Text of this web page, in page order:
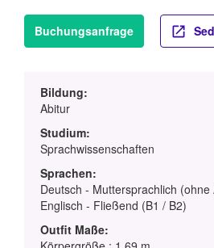
Buchungsanfrage
Bildung:
Abitur
Studium:
Sprachwissenschaften
Sprachen:
Deutsch - Muttersprachlich (ohne
Englisch - Fließend (B1 / B2)
Outfit Maße: